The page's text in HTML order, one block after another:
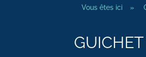
Vous êtes ici »